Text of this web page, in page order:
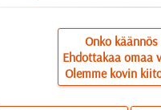
Onko
Ehdottakaa omaa
Olemme kovin